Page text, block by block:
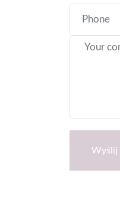
Wyślij